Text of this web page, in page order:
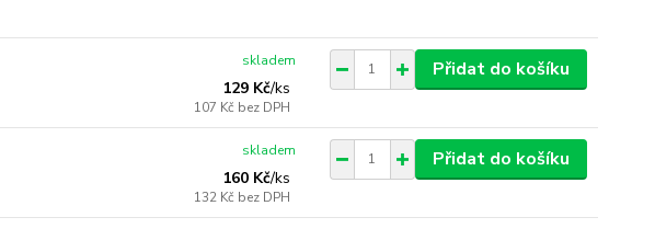
129 Kč/ks
107 Kč bez DPH
skladem Přidat do košíku
160 Kč/ks
132 Kč bez DPH
skladem Přidat do košíku